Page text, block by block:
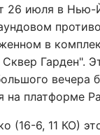
26 июля в Нью-
в
Гарден".
вечера
на платформе
(16-6, 11 КО)